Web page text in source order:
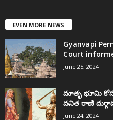
EVEN MORE NEWS
Gyanvapi
Court
June 25, 2024
మాతృ భూమి
వనిత రాణి
June 24, 2024